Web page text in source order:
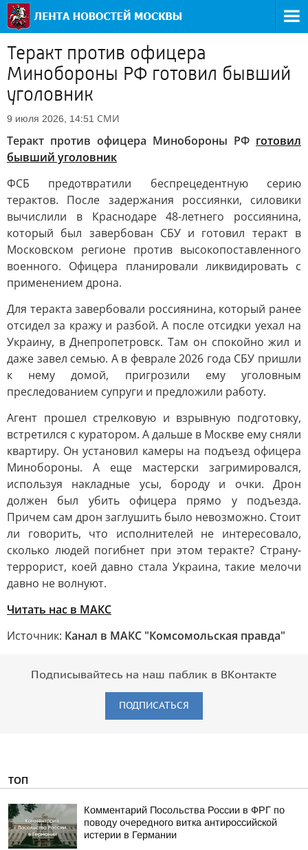
Теракт против офицера
Минобороны РФ готовил бывший
уголовник
9 июля 2026, 14:51 СМИ
Теракт против офицера Минобороны РФ готовил
бывший уголовник
ФСБ предотвратили беспрецедентную серию
терактов. После задержания россиянки, силовики
вычислили в Краснодаре 48-летнего россиянина,
который был завербован СБУ и готовил теракт в
Московском регионе против высокопоставленного
военного. Офицера планировали ликвидировать с
применением дрона.
Для теракта завербовали россиянина, который ранее
отсидел за кражу и разбой. А после отсидки уехал на
Украину, в Днепропетровск. Там он спокойно жил и
даже завел семью. А в феврале 2026 года СБУ пришли
к нему домой, пригрозили ему уголовным
преследованием супруги и предложили работу.
Агент прошел стрелковую и взрывную подготовку,
встретился с куратором. А дальше в Москве ему сняли
квартиру. Он установил камеры на подъезд офицера
Минобороны. А еще мастерски загримировался,
используя накладные усы, бороду и очки. Дрон
должен был убить офицера прямо у подъезда.
Причем сам дрон заглушить было невозможно. Стоит
ли говорить, что исполнителей не интересовало,
сколько людей погибнет при этом теракте? Страну-
террорист, коей давно стала Украина, такие мелочи
давно не волнуют.
Читать нас в MAКС
Источник: Канал в МАКС "Комсомольская правда"
Подписывайтесь на наш паблик в ВКонтакте
ПОДПИСАТЬСЯ
ТОП
Комментарий Посольства России в ФРГ по
поводу очередного витка антироссийской
истерии в Германии